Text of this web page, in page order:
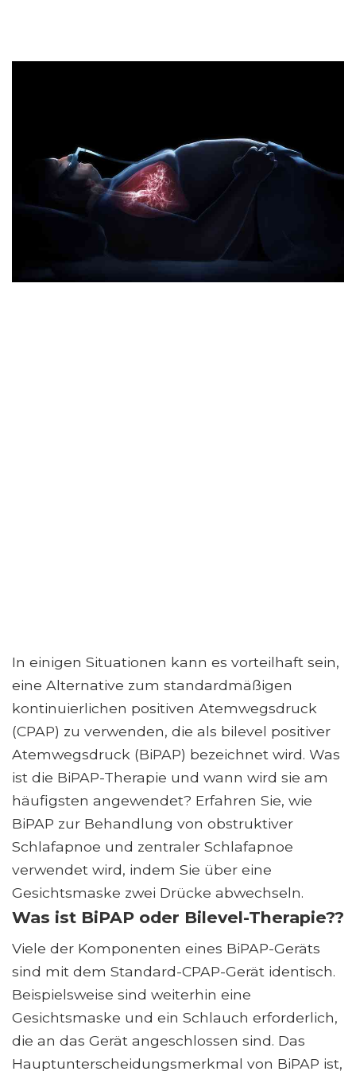
In einigen Situationen kann es vorteilhaft sein,
eine Alternative zum standardmäßigen
kontinuierlichen positiven Atemwegsdruck
(CPAP) zu verwenden, die als bilevel positiver
Atemwegsdruck (BiPAP) bezeichnet wird. Was
ist die BiPAP-Therapie und wann wird sie am
häufigsten angewendet? Erfahren Sie, wie
BiPAP zur Behandlung von obstruktiver
Schlafapnoe und zentraler Schlafapnoe
verwendet wird, indem Sie über eine
Gesichtsmaske zwei Drücke abwechseln.
Was ist BiPAP oder Bilevel-Therapie??
Viele der Komponenten eines BiPAP-Geräts
sind mit dem Standard-CPAP-Gerät identisch.
Beispielsweise sind weiterhin eine
Gesichtsmaske und ein Schlauch erforderlich,
die an das Gerät angeschlossen sind. Das
Hauptunterscheidungsmerkmal von BiPAP ist,